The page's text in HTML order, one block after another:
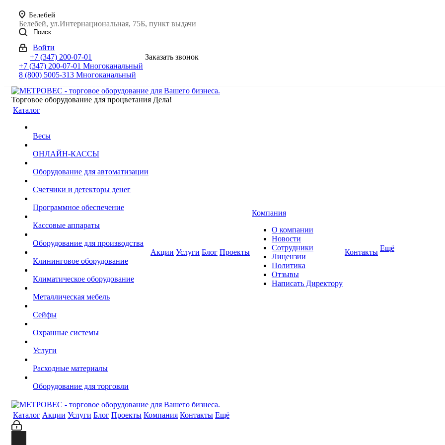
Белебей
Белебей, ул.Интернациональная, 75Б, пункт выдачи
Поиск
Войти
+7 (347) 200-07-01
+7 (347) 200-07-01 Многоканальный
8 (800) 5005-313 Многоканальный
Заказать звонок
Торговое оборудование для процветания Дела!
Каталог
Весы
ОНЛАЙН-КАССЫ
Оборудование для автоматизации
Счетчики и детекторы денег
Программное обеспечение
Кассовые аппараты
Оборудование для производства
Клининговое оборудование
Климатическое оборудование
Металлическая мебель
Сейфы
Охранные системы
Услуги
Расходные материалы
Оборудование для торговли
Акции Услуги Блог Проекты
Компания
О компании
Новости
Сотрудники
Лицензии
Политика
Отзывы
Написать Директору
Контакты Ещё
Каталог Акции Услуги Блог Проекты Компания Контакты Ещё